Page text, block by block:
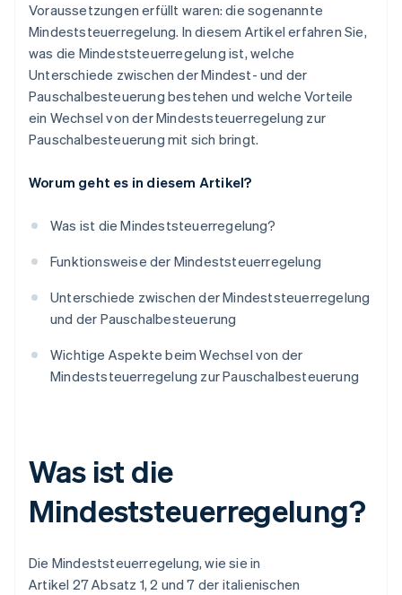
Voraussetzungen erfüllt waren: die sogenannte
Mindeststeuerregelung. In diesem Artikel erfahren Sie,
was die Mindeststeuerregelung ist, welche
Unterschiede zwischen der Mindest- und der
Pauschalbesteuerung bestehen und welche Vorteile
ein Wechsel von der Mindeststeuerregelung zur
Pauschalbesteuerung mit sich bringt.
Worum geht es in diesem Artikel?
Was ist die Mindeststeuerregelung?
Funktionsweise der Mindeststeuerregelung
Unterschiede zwischen der Mindeststeuerregelung
und der Pauschalbesteuerung
Wichtige Aspekte beim Wechsel von der
Mindeststeuerregelung zur Pauschalbesteuerung
Was ist die
Mindeststeuerregelung?
Die Mindeststeuerregelung, wie sie in
Artikel 27 Absatz 1, 2 und 7 der italienischen